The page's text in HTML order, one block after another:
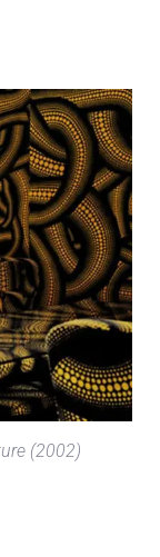
(2002)